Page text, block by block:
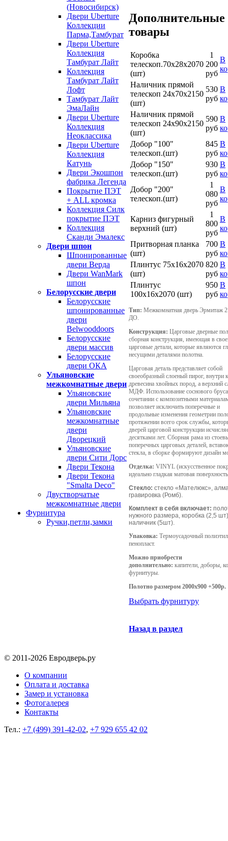
(Новосибирск)
Двери Uberture
Коллекции
Парма,Тамбурат
Двери Uberture
Коллекция
Тамбурат Лайт
Коллекция
Тамбурат Лайт
Лофт
Тамбурат Лайт
ЭмаЛайн
Двери Uberture
Коллекция
Неоклассика
Двери Uberture
Коллекция
Катунь
Двери Экошпон
фабрика Легенда
Покрытие ПЭТ
+ ALL кромка
Коллекция Силк
покрытие ПЭТ
Коллекция
Сканди Эмалекс
Двери шпон
Шпонированные
двери Верда
Двери WanMark
шпон
Белорусские двери
Белорусские
шпонированные
двери
Belwooddoors
Белорусские
двери массив
Белорусские
двери ОКА
Ульяновские
межкомнатные двери
Ульяновские
двери Мильяна
Ульяновские
межкомнатные
двери
Дворецкий
Ульяновские
двери Сити Дорс
Двери Текона
Двери Текона
"Smalta Deco"
Двустворчатые
межкомнатные двери
Фурнитура
Ручки,петли,замки
Дополнительные
товары
Коробка
телескоп.70х28х2070
(шт)
1
200
руб
В
Наличник прямой
телескоп 24х70х2150
(шт)
530
руб
В
Наличник прямой
телескоп 24х90х2150
(шт)
590
руб
В
Добор "100"
телескоп.(шт)
845
руб
В
Добор "150"
телескоп.(шт)
930
руб
В
Добор "200"
телескоп.(шт)
1
080
руб
В
Карниз фигурный
верхний (шт)
1
800
руб
В
Притворная планка
(шт)
700
руб
В
Плинтус 75х16х2070
(шт)
820
руб
В
Плинтус
100х16х2070 (шт)
950
руб
В
Тип: Межкомнатная дверь Эрмитаж 2
ДО.
Конструкция: Царговые дверные
сборная конструкция, имеющая в
царговые детали, которые являются
несущими деталями полотна.
Царговая деталь представляет собой
своеобразный слоеный пирог, внутри
древесина хвойных пород, а верхний
МДФ. Использование соснового
сочетании с композитными
позволяет исключить поперечные и
продольные изменения геометрии
протяжении всего срок службы,
дверей царговой конструкции
десятками лет. Сборная рама из
поперечных царговых деталей,
стекла, в сборке формируют дизайн
Отделка: VINYL (искусственное
идеально гладкая матовая
Стекло: стекло «Мателюкс»,
гравировка (Ромб).
Комплект в себя включает:
нужного размера, коробка (2,5
наличник (5шт).
Упаковка: Термоусадочный
пенопласт.
Можно приобрести
дополнительно: капители, доборы,
фурнитуры.
Полотно размером 2000х900 +500р.
Выбрать фурнитуру
Назад в раздел
© 2011-2026 Евродверь.ру
О компании
Оплата и доставка
Замер и установка
Фотогалерея
Контакты
Тел.: +7 (499) 391-42-02, +7 929 655 42 02